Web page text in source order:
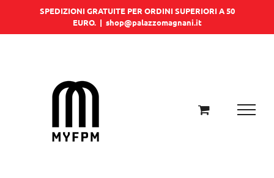
SPEDIZIONI GRATUITE PER ORDINI SUPERIORI A 50
EURO. | shop@palazzomagnani.it